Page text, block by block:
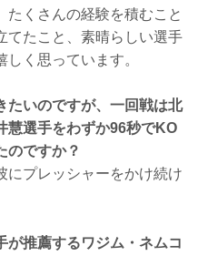
たくさんの経験を積むこと
てたこと、素晴らしい選手
く思っています。
いのですが、一回戦は北
慧選手をわずか96秒でKO
のですか？
にプレッシャーをかけ続け
推薦するワジム・ネムコ